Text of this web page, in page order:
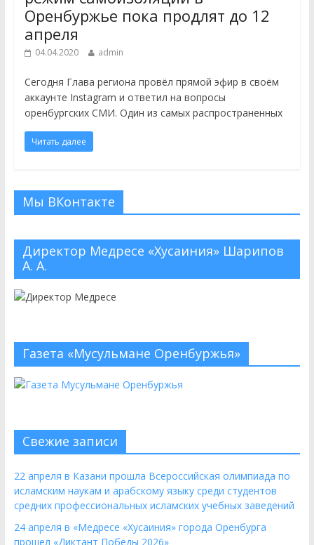
Оренбуржье пока продлят до 12
апреля
04.04.2020 admin
Сегодня Глава региона провёл прямой эфир в своём
аккаунте Instagram и ответил на вопросы
оренбургских СМИ. Один из самых распространенных
Читать далее
Мы ВКонтакте
Директор Медресе «Хусаиния» Шарипов
А. А.
Газета «Мусульмане Оренбуржья»
Свежие записи
22 апреля в Казани прошла Всероссийская олимпиада по
исламским наукам и арабскому языку среди студентов
средних профессиональных исламских учебных заведений
24 апреля в «Медресе «Хусаиния» города Оренбурга
прошел «Диктант Победы 2026»